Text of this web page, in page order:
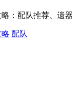
：配队推荐、
配队